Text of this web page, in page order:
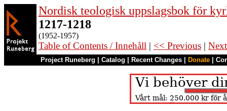
Nordisk teologisk uppslagsbok för
1217-1218
(1952-1957)
Table of Contents / Innehåll | << Previous |
Project Runeberg Catalog Recent Changes Donate